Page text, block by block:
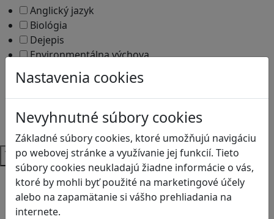
Nastavenia cookies
Nevyhnutné súbory cookies
Základné súbory cookies, ktoré umožňujú navigáciu
po webovej stránke a využívanie jej funkcií. Tieto
súbory cookies neukladajú žiadne informácie o vás,
ktoré by mohli byť použité na marketingové účely
alebo na zapamätanie si vášho prehliadania na
internete.
Anglický jazyk
Biológia
Dejepis
Environmentálna výchova
Etická výchova
Geografia
Matematika
Občianska náuka
Vlastiveda
Témy
Bezpečnosť na internete
Čítanie s porozumením
Digitálna rovnováha